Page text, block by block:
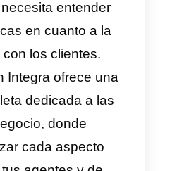
con varios
comunicación.
da la posibilidad de
canales como